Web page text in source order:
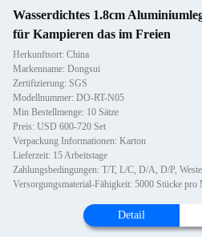
Wasserdichtes 1.8cm
für Kampieren das im Freien
Herkunftsort: China
Markenname: Dongsui
Zertifizierung: SGS
Modellnummer: DO-RT-N05
Min Bestellmenge: 10 Sätze
Preis: USD 600-720 Set
Verpackung Informationen: Karton
Lieferzeit: 15 Arbeitstage
Zahlungsbedingungen: T/T, L/C, D/A, D/P,
Versorgungsmaterial-Fähigkeit: 5000 Stücke pro
Detail